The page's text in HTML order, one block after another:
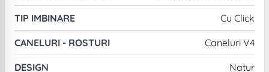
TIP IMBINARE Cu Click
CANELURI - ROSTURI Caneluri V4
DESIGN Natur